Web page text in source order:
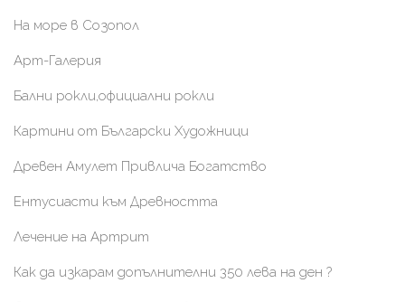
На море в Созопол
Арт-Галерия
Бални рокли,официални рокли
Картини от Български Художници
Древен Амулет Привлича Богатство
Ентусиасти към Древността
Лечение на Артрит
Как да изкарам допълнителни 350 лева на ден ?